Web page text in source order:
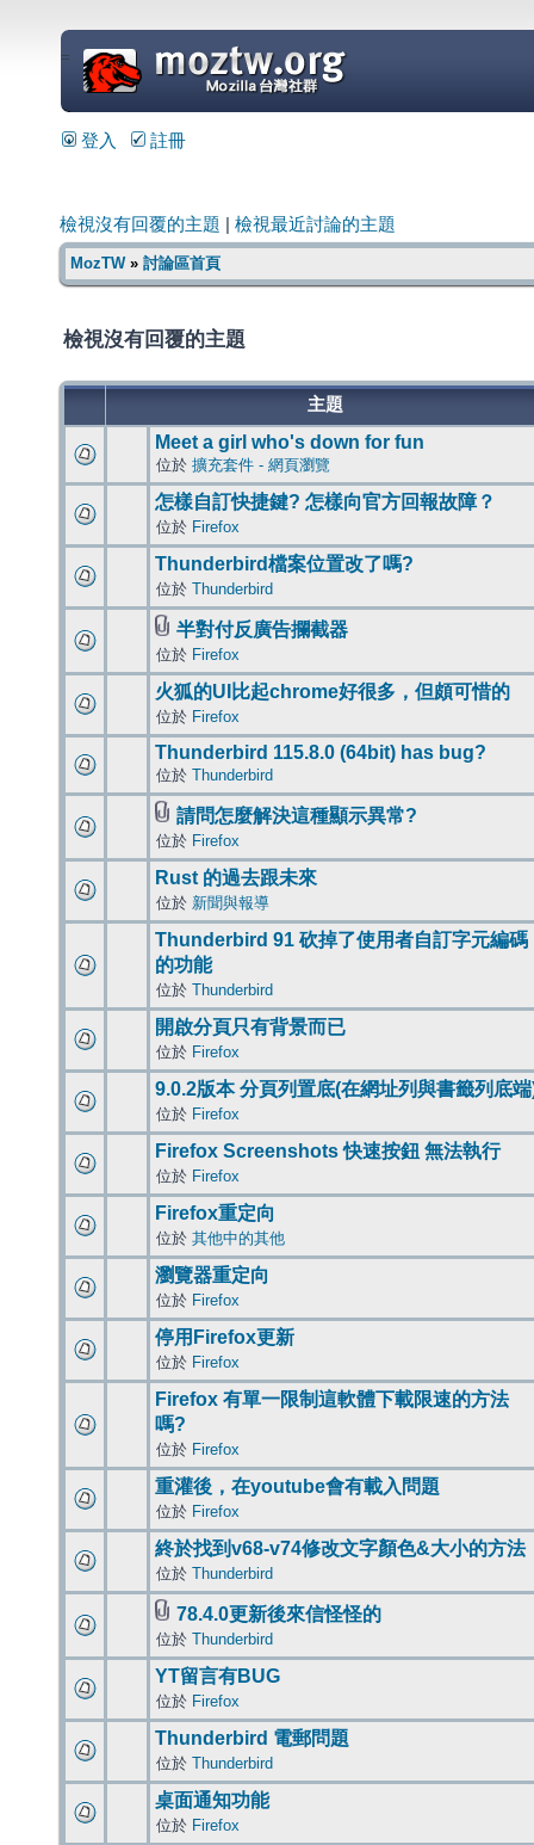
=
登入 註冊
檢視沒有回覆的主題 檢視最近討論的主題
MozTW» 討論區首頁
檢視沒有回覆的主題
主題
Meet a girl who's down for fun
位於 擴充套件 - 網頁瀏覽
怎樣自訂快捷鍵? 怎樣向官方回報故障？
位於 Firefox
Thunderbird檔案位置改了嗎?
位於 Thunderbird
半對付反廣告攔截器
位於 Firefox
火狐的UI比起chrome好很多，但頗可惜的
位於 Firefox
Thunderbird 115.8.0 (64bit) has bug?
位於 Thunderbird
請問怎麼解決這種顯示異常?
位於 Firefox
Rust 的過去跟未來
位於 新聞與報導
Thunderbird 91 砍掉了使用者自訂字元編碼
的功能
位於 Thunderbird
開啟分頁只有背景而已
位於 Firefox
9.0.2版本 分頁列置底(在網址列與書籤列底
位於 Firefox
Firefox Screenshots 快速按鈕 無法執行
位於 Firefox
Firefox重定向
位於 其他中的其他
瀏覽器重定向
位於 Firefox
停用Firefox更新
位於 Firefox
Firefox 有單一限制這軟體下載限速的方法
嗎?
位於 Firefox
重灌後，在youtube會有載入問題
位於 Firefox
終於找到v68-v74修改文字顏色&大小的方法
位於 Thunderbird
78.4.0更新後來信怪怪的
位於 Thunderbird
YT留言有BUG
位於 Firefox
Thunderbird 電郵問題
位於 Thunderbird
桌面通知功能
位於 Firefox